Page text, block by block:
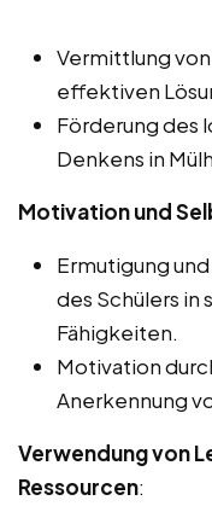
Vermittlung
effektiven
Förderung des
Denkens in
Motivation und
Ermutigung
des Schülers in
Fähigkeiten.
Motivation
Anerkennung
Verwendung von
Ressourcen: